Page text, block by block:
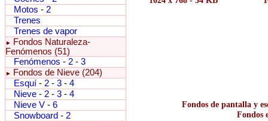
Motos - 2
Trenes
Trenes de vapor
►
Fondos Naturaleza-
Fenómenos (51)
Fenómenos - 2 - 3
►
Fondos de Nieve (204)
Esquí - 2 - 3 - 4
Nieve - 2 - 3 - 4
Nieve V - 6
Snowboard - 2
Fondos de pantalla y
Fondos